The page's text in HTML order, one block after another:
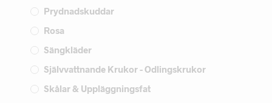
Prydnadskuddar
Rosa
Sängkläder
Självvattnande Krukor - Odlingskrukor
Skålar & Uppläggningsfat